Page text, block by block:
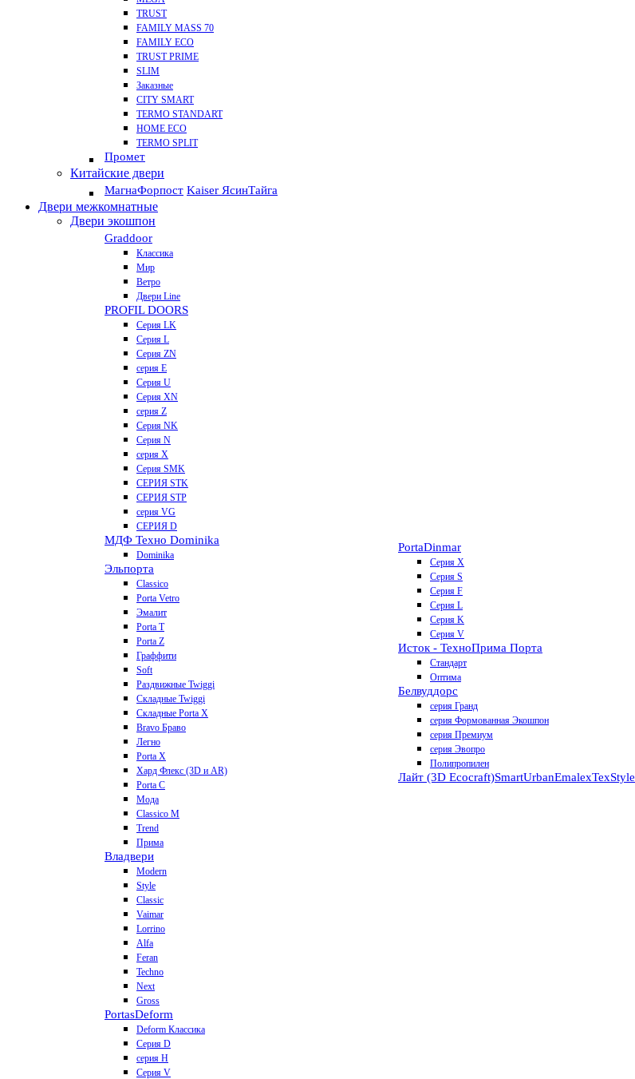
TRUST
FAMILY MASS 70
FAMILY ECO
TRUST PRIME
SLIM
Заказные
CITY SMART
TERMO STANDART
HOME ECO
ТЕRМО SPLIT
Промет
Китайские двери
МагнаФорпост Kaiser ЯсинТайга
Двери межкомнатные
Двери экошпон
Graddoor
Классика
Мир
Ветро
Двери Line
PROFIL DOORS
Серия LK
Серия L
Серия ZN
серия E
Серия U
Серия XN
серия Z
Серия NK
Серия N
серия X
Серия SMK
СЕРИЯ STK
СЕРИЯ STP
серия VG
СЕРИЯ D
МДФ Техно Dominika
Dominika
Эльпорта
Classico
Porta Vetro
Эмалит
Porta T
Porta Z
Граффити
Soft
Раздвижные Twiggi
Складные Twiggi
Складные Porta X
Bravo Браво
Легно
Porta X
Хард Флекс (3D и AR)
Porta C
Мода
Classico M
Trend
Прима
Владвери
Modern
Style
Classic
Vaimar
Lorrino
Alfa
Feran
Techno
Next
Gross
PortasDeform
Deform Классика
Серия D
серия H
Серия V
PortaDinmar
Серия X
Серия S
Серия F
Серия L
Серия K
Серия V
Исток - ТехноПрима Порта
Стандарт
Оптима
Белвуддорс
серия Гранд
серия Формованная Экошпон
серия Премиум
серия Эвопро
Полипропилен
Лайт (3D Ecocraft)SmartUrbanEmalexTexStyle